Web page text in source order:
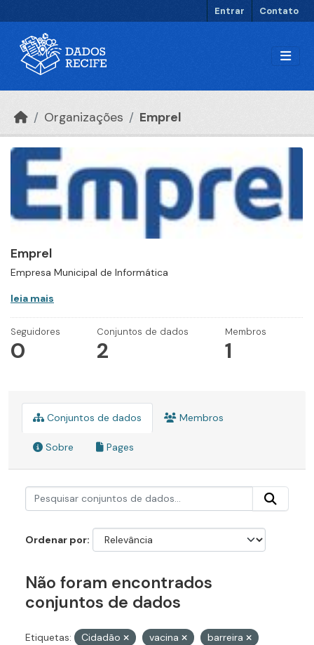
Entrar Contato
Organizações Emprel
Emprel
Empresa Municipal de Informática
leia mais
Seguidores
0
Conjuntos de dados
2
Membros
1
Conjuntos de dados Membros
Sobre Pages
Ordenar por
Não foram encontrados
conjuntos de dados
Etiquetas: Cidadão vacina
barreira